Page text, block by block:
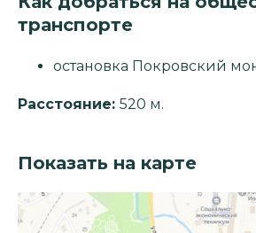
транспорте
остановка Покровский
Расстояние: 520 м.
Показать на карте